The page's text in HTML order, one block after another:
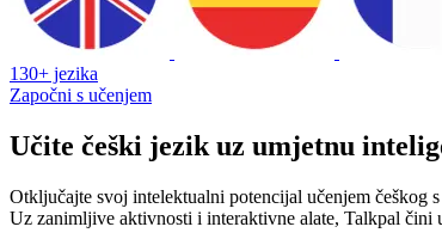
130+ jezika
Započni s učenjem
Učite češki jezik uz umjetnu
Otključajte svoj intelektualni potencijal učenjem češkog s
Uz zanimljive aktivnosti i interaktivne alate, Talkpal čini